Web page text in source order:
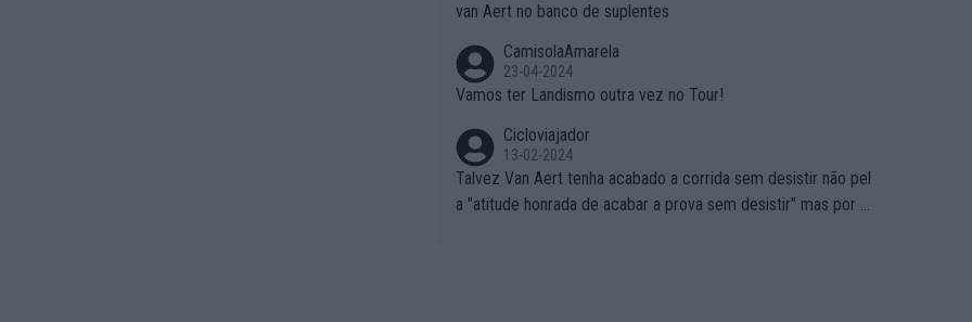
van Aert no banco de suplentes
CamisolaAmarela
23-04-2024
Vamos ter Landismo outra vez no Tour!
Cicloviajador
13-02-2024
Talvez Van Aert tenha acabado a corrida sem desistir não pel
a "atitude honrada de acabar a prova sem desistir" mas por ou